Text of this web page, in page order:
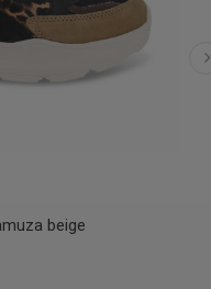
beige